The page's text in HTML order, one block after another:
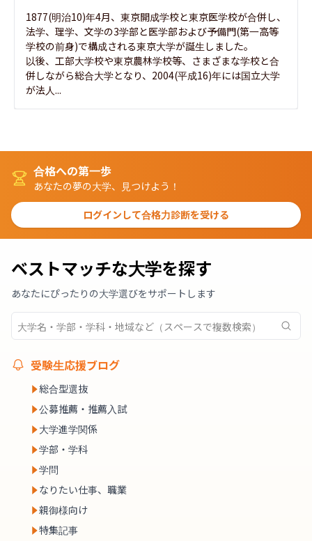
1877(明治10)年4月、東京開成学校と東京医学校が合併し、
法学、理学、文学の3学部と医学部および予備門(第一高等
学校の前身)で構成される東京大学が誕生しました。
以後、工部大学校や東京農林学校等、さまざまな学校と合
併しながら総合大学となり、2004(平成16)年には国立大学
が法人...
合格への第一歩
あなたの夢の大学、見つけよう！
ログインして合格力診断を受ける
ベストマッチな大学を探す
あなたにぴったりの大学選びをサポートします
受験生応援ブログ
総合型選抜
公募推薦・推薦入試
大学進学関係
学部・学科
学問
なりたい仕事、職業
親御様向け
特集記事